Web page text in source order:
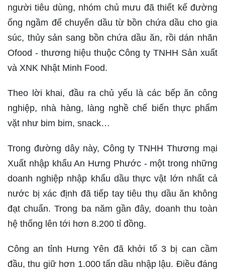
người tiêu dùng, nhóm chủ mưu đã thiết kế đường
ống ngầm để chuyển dầu từ bồn chứa dầu cho gia
súc, thủy sản sang bồn chứa dầu ăn, rồi dán nhãn
Ofood - thương hiệu thuộc Công ty TNHH Sản xuất
và XNK Nhật Minh Food.
Theo lời khai, đầu ra chủ yếu là các bếp ăn công
nghiệp, nhà hàng, làng nghề chế biến thực phẩm
vặt như bim bim, snack…
Trong đường dây này, Công ty TNHH Thương mại
Xuất nhập khẩu An Hưng Phước - một trong những
doanh nghiệp nhập khẩu dầu thực vật lớn nhất cả
nước bị xác định đã tiếp tay tiêu thụ dầu ăn không
đạt chuẩn. Trong ba năm gần đây, doanh thu toàn
hệ thống lên tới hơn 8.200 tỉ đồng.
Công an tỉnh Hưng Yên đã khởi tố 3 bị can cầm
đầu, thu giữ hơn 1.000 tấn dầu nhập lậu. Điều đáng